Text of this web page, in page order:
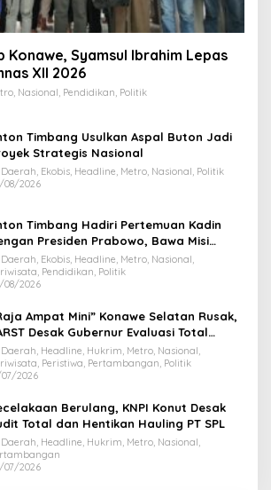
Konawe, Syamsul Ibrahim Lepas
XII 2026
Nasional, Pendidikan, Politik
Timbang Usulkan Aspal Buton Jadi
Strategis Nasional
Ekobis, Headline, Metro, Nasional, Politik
08/2026
Timbang Hadiri Pertemuan Kadin
Presiden Prabowo, Bawa Misi
Ekonomi Sultra
Ekobis, Headline, Metro, Nasional,
Pendidikan, Politik
08/2026
Ampat Mini” Konawe Selatan Rusak,
Desak Gubernur Evaluasi Total
Sultra
Headline, Hukrim, Metro, Nasional,
Peristiwa, Pertambangan, Politik
07/2026
Berulang, KNPI Konut Desak
Total dan Hentikan Hauling PT SPL
Headline, Hukrim, Metro, Nasional,
07/2026